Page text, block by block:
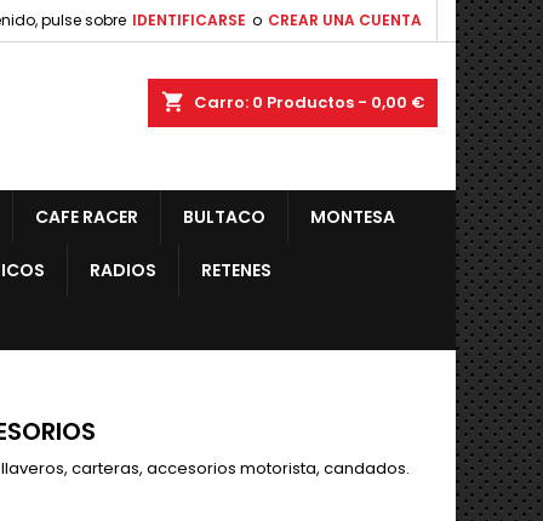
pulse sobre IDENTIFICARSE o CREAR UNA CUENTA
shopping_cart Carro: 0 Productos - 0,00 €
CAFE RACER BULTACO MONTESA
RADIOS RETENES
carteras, accesorios motorista, candados.